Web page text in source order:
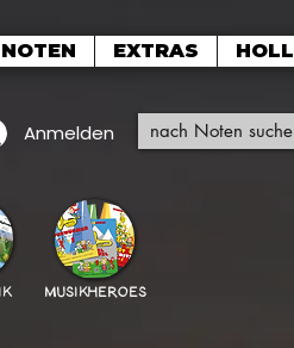
NOTEN EXTRAS HOLL
Anmelden
MUSIKHEROES